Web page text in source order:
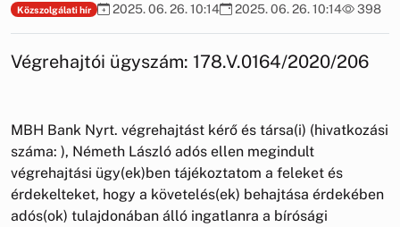
Közszolgálati hír 2025. 06. 26. 10:14 2025. 06. 26. 10:14 398
Végrehajtói ügyszám: 178.V.0164/2020/206
MBH Bank Nyrt. végrehajtást kérő és társa(i) (hivatkozási
száma: ), Németh László adós ellen megindult
végrehajtási ügy(ek)ben tájékoztatom a feleket és
érdekelteket, hogy a követelés(ek) behajtása érdekében
adós(ok) tulajdonában álló ingatlanra a bírósági